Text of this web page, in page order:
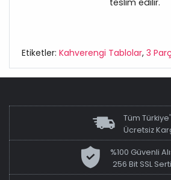
teslim edilir.
Etiketler: Kahverengi Tablolar, 3
Tüm
Ücretsiz
%100 Güvenli
256 Bit SSL